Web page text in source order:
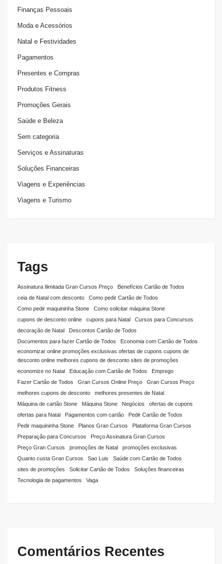
Finanças Pessoais
Moda e Acessórios
Natal e Festividades
Pagamentos
Presentes e Compras
Produtos Fitness
Promoções Gerais
Saúde e Beleza
Sem categoria
Serviços e Assinaturas
Soluções Financeiras
Viagens e Experiências
Viagens e Turismo
Tags
Assinatura Ilimitada Gran Cursos Preço
Benefícios Cartão de Todos
ceia de Natal com desconto
Como pedir Cartão de Todos
Como pedir maquininha Stone
Como solicitar máquina Stone
cupons de desconto online
cupons para Natal
Cursos para Concursos
decoração de Natal
Descontos Cartão de Todos
Documentos para fazer Cartão de Todos
Economia com Cartão de Todos
economizar online promoções exclusivas ofertas de cupons cupons de
desconto online melhores cupons de desconto sites de promoções
economize no Natal
Educação com Cartão de Todos
Emprego
Fazer Cartão de Todos
Gran Cursos Online Preço
Gran Cursos Preço
melhores cupons de desconto
melhores presentes de Natal
Máquina de cartão Stone
Máquina Stone Negócios
ofertas de cupons
ofertas para Natal
Pagamentos com cartão
Pedir Cartão de Todos
Pedir maquininha Stone
Planos Gran Cursos
Plataforma Gran Cursos
Preparação para Concursos
Preço Assinatura Gran Cursos
Preço Gran Cursos
promoções de Natal
promoções exclusivas
Quanto custa Gran Cursos
Sao Luis
Saúde com Cartão de Todos
sites de promoções
Solicitar Cartão de Todos
Soluções financeiras
Tecnologia de pagamentos
Vaga
Comentários Recentes